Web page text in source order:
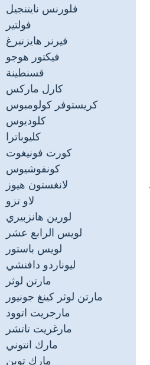
فلورنس نايتنجيل
فولتير
فيرنر هايزنبرغ
فيكتور هوجو
قسنطينة
كارل ماركس
كريستوفر كولومبوس
كلوديوس
كليوباترا
كورت فونيغوت
كونفوشيوس
لانغستون هيوز
لاو تزو
لورين هانزبيري
لويس الرابع عشر
لويس باستور
ليوناردو دافنشي
مارتن لوثر
مارتن لوثر كينغ جونيور
مارجريت اتوود
مارغريت تاتشر
مارك انتوني
مارك توين